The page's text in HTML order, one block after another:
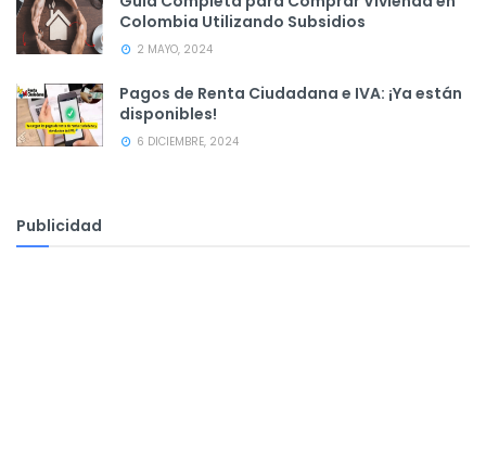
Colombia Utilizando Subsidios
2 MAYO, 2024
Pagos de Renta Ciudadana e IVA: ¡Ya están
disponibles!
6 DICIEMBRE, 2024
Publicidad